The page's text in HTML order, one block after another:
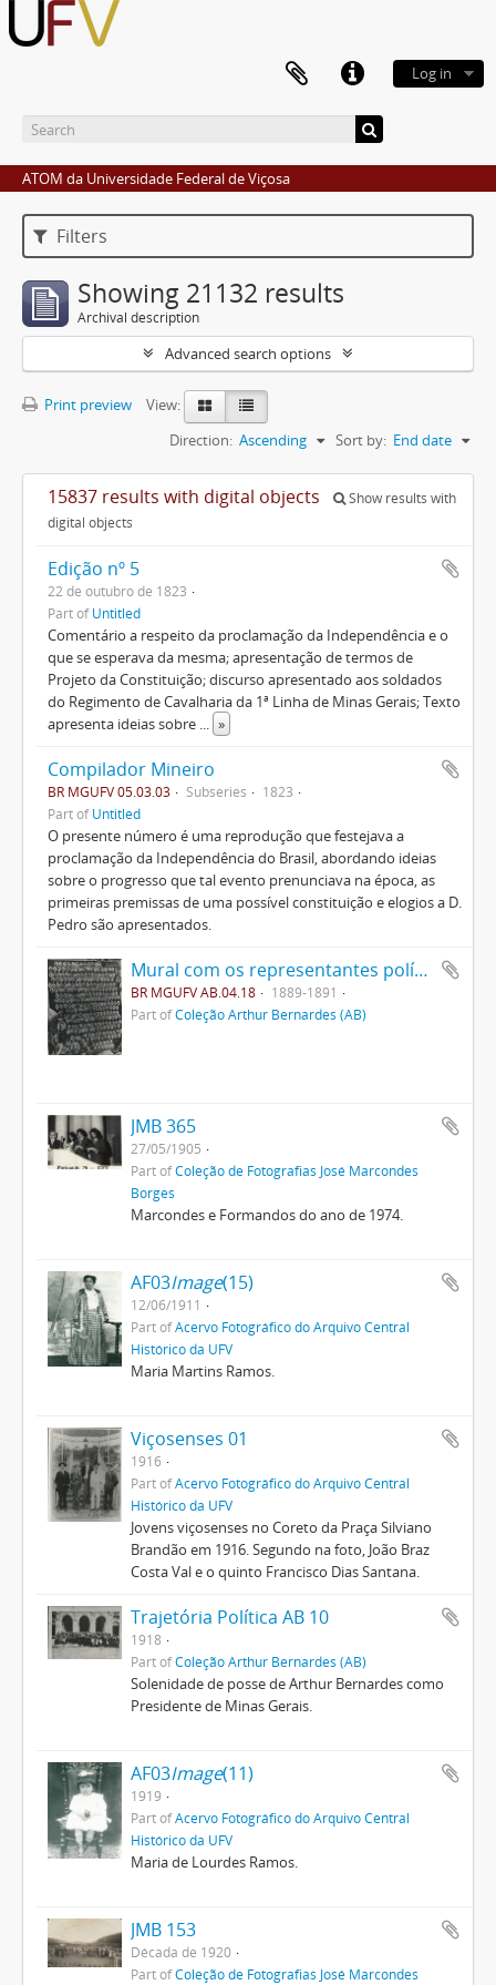
Log in
ATOM da Universidade Federal de Viçosa
Filters
Showing 21132 results
Archival description
Advanced search options
Print preview
View:
Sort by: End date
Direction: Ascending
15837 results with digital objects
Show results with
digital objects
Edição nº 5
22 de outubro de 1823
Part ofUntitled
Comentário a respeito da proclamação da Independência e o
que se esperava da mesma; apresentação de termos de
Projeto da Constituição; discurso apresentado aos soldados
do Regimento de Cavalharia da 1ª Linha de Minas Gerais; Texto
apresenta ideias sobre
»
Compilador Mineiro
BR MGUFV 05.03.03 Subseries
1823
Part ofUntitled
O presente número é uma reprodução que festejava a
proclamação da Independência do Brasil, abordando ideias
sobre o progresso que tal evento prenunciava na época, as
primeiras premissas de uma possível constituição e elogios a D.
Pedro são apresentados.
Mural com os representantes políticos do Brasil.
BR MGUFV AB.04.18
1889-1891
Part ofColeção Arthur Bernardes (AB)
JMB 365
27/05/1905
Part ofColeção de Fotografias José Marcondes
Borges
Marcondes e Formandos do ano de 1974.
AF03Image(15)
12/06/1911
Part ofAcervo Fotográfico do Arquivo Central
Histórico da UFV
Maria Martins Ramos.
Viçosenses 01
1916
Part ofAcervo Fotográfico do Arquivo Central
Histórico da UFV
Jovens viçosenses no Coreto da Praça Silviano
Brandão em 1916. Segundo na foto, João Braz
Costa Val e o quinto Francisco Dias Santana.
Trajetória Política AB 10
1918
Part ofColeção Arthur Bernardes (AB)
Solenidade de posse de Arthur Bernardes como
Presidente de Minas Gerais.
AF03Image(11)
1919
Part ofAcervo Fotográfico do Arquivo Central
Histórico da UFV
Maria de Lourdes Ramos.
JMB 153
Década de 1920
Part ofColeção de Fotografias José Marcondes